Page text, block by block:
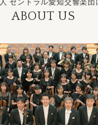
セントラル愛知交響楽団
ABOUT US